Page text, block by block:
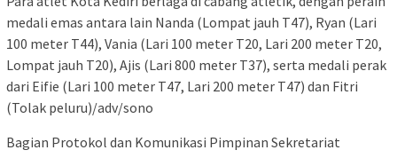
medali emas antara lain Nanda (Lompat jauh T47), Ryan (Lari
100 meter T44), Vania (Lari 100 meter T20, Lari 200 meter T20,
Lompat jauh T20), Ajis (Lari 800 meter T37), serta medali perak
dari Eifie (Lari 100 meter T47, Lari 200 meter T47) dan Fitri
(Tolak peluru)/adv/sono
Bagian Protokol dan Komunikasi Pimpinan Sekretariat